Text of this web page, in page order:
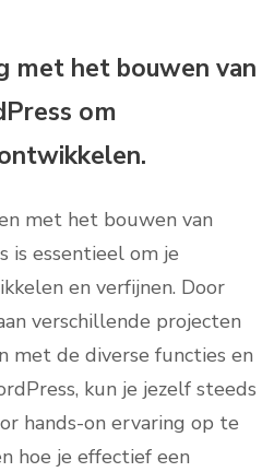
met het bouwen van
om
met het bouwen van
is essentieel om je
en verfijnen. Door
verschillende projecten
met de diverse functies en
kun je jezelf steeds
hands-on ervaring op te
hoe je effectief een